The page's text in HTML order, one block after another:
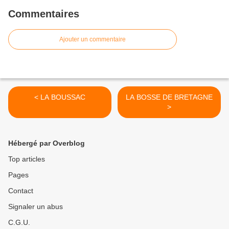
Commentaires
Ajouter un commentaire
< LA BOUSSAC
LA BOSSE DE BRETAGNE
>
Hébergé par Overblog
Top articles
Pages
Contact
Signaler un abus
C.G.U.